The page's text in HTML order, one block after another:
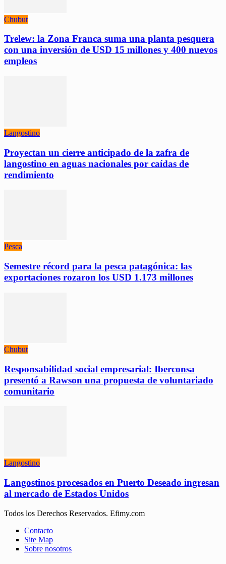
Chubut
Trelew: la Zona Franca suma una planta pesquera
con una inversión de USD 15 millones y 400 nuevos
empleos
Langostino
Proyectan un cierre anticipado de la zafra de
langostino en aguas nacionales por caídas de
rendimiento
Pesca
Semestre récord para la pesca patagónica: las
exportaciones rozaron los USD 1.173 millones
Chubut
Responsabilidad social empresarial: Iberconsa
presentó a Rawson una propuesta de voluntariado
comunitario
Langostino
Langostinos procesados en Puerto Deseado ingresan
al mercado de Estados Unidos
Todos los Derechos Reservados. Efimy.com
Contacto
Site Map
Sobre nosotros